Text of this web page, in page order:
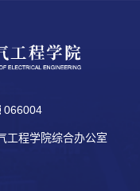
066004
工程学院综合办公室